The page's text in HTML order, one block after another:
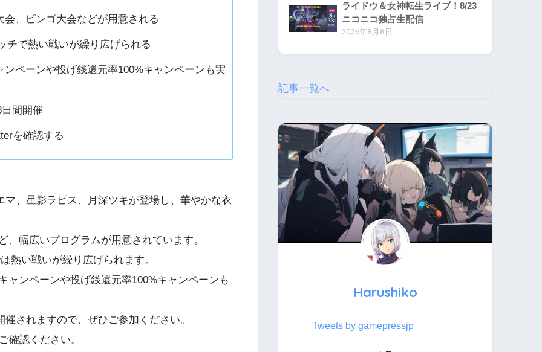
、ビンゴ大会などが用意される
チで熱い戦いが繰り広げられる
ペーンや投げ銭還元率100%キャンペーンも実
間開催
を確認する
、星影ラピス、月深ツキが登場し、華やかな衣
幅広いプログラムが用意されています。
熱い戦いが繰り広げられます。
ャンペーンや投げ銭還元率100%キャンペーンも
されますので、ぜひご参加ください。
確認ください。
ライドウ＆女神転生ライブ！8/23
ニコニコ独占生配信
2026年8月8日
記事一覧へ
Harushiko
Tweets by gamepressjp